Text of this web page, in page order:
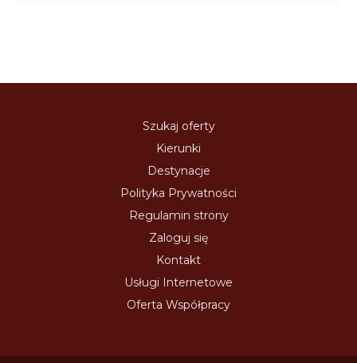
Szukaj oferty
Kierunki
Destynacje
Polityka Prywatności
Regulamin strony
Zaloguj się
Kontakt
Usługi Internetowe
Oferta Współpracy